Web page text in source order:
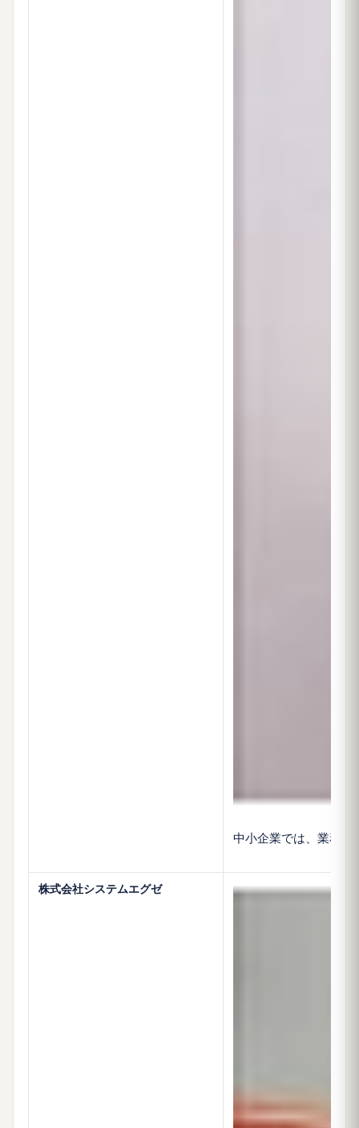
中小企業では、業務シ
株式会社システムエグゼ